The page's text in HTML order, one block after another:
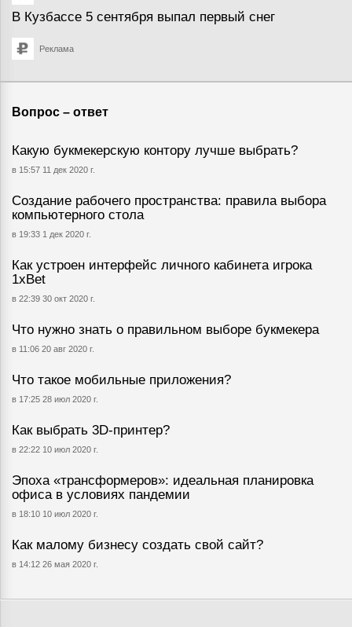
В Кузбассе 5 сентября выпал первый снег
Реклама
Вопрос – ответ
Какую букмекерскую контору лучше выбрать?
в 15:57 11 дек 2020 г.
Создание рабочего пространства: правила выбора
компьютерного стола
в 19:33 1 дек 2020 г.
Как устроен интерфейс личного кабинета игрока
1хBet
в 22:39 30 окт 2020 г.
Что нужно знать о правильном выборе букмекера
в 11:06 20 авг 2020 г.
Что такое мобильные приложения?
в 17:25 28 июл 2020 г.
Как выбрать 3D-принтер?
в 22:22 10 июл 2020 г.
Эпоха «трансформеров»: идеальная планировка
офиса в условиях пандемии
в 18:10 10 июл 2020 г.
Как малому бизнесу создать свой сайт?
в 14:12 26 мая 2020 г.